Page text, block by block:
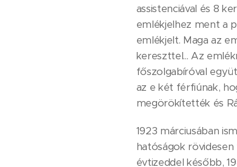
assistenciával és 8
emlékjelhez ment a
emlékjelt. Maga az
kereszttel... Az
főszolgabíróval
az e két férfiúnak,
megörökítették és
1923 márciusában
hatóságok
évtizeddel később,